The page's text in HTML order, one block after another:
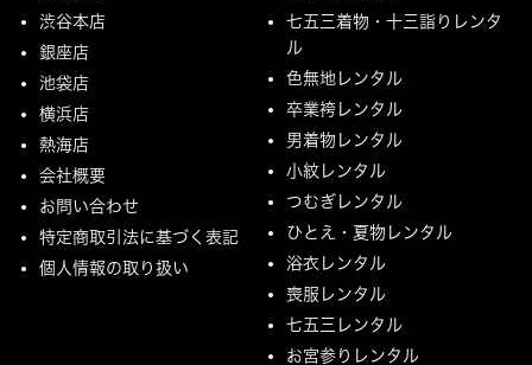
渋谷本店
銀座店
池袋店
横浜店
熱海店
会社概要
お問い合わせ
特定商取引法に基づく表記
個人情報の取り扱い
七五三着物・十三詣りレンタ
ル
色無地レンタル
卒業袴レンタル
男着物レンタル
小紋レンタル
つむぎレンタル
ひとえ・夏物レンタル
浴衣レンタル
喪服レンタル
七五三レンタル
お宮参りレンタル